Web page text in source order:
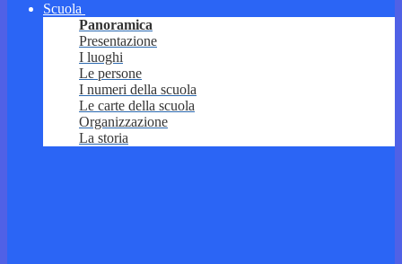
Scuola
Panoramica
Presentazione
I luoghi
Le persone
I numeri della scuola
Le carte della scuola
Organizzazione
La storia